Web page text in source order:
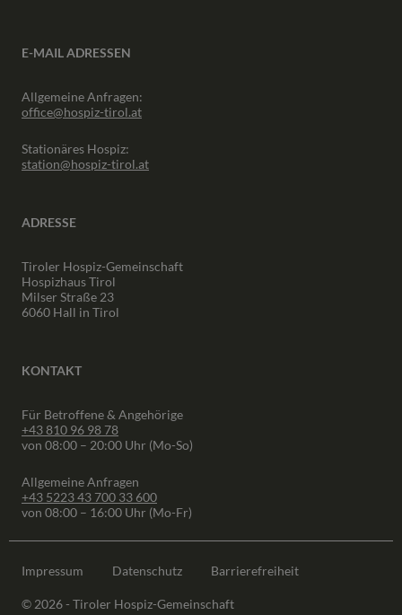
E-MAIL ADRESSEN
Allgemeine Anfragen:
office@hospiz-tirol.at
Stationäres Hospiz:
station@hospiz-tirol.at
ADRESSE
Tiroler Hospiz-Gemeinschaft
Hospizhaus Tirol
Milser Straße 23
6060 Hall in Tirol
KONTAKT
Für Betroffene & Angehörige
+43 810 96 98 78
von 08:00 – 20:00 Uhr (Mo-So)
Allgemeine Anfragen
+43 5223 43 700 33 600
von 08:00 – 16:00 Uhr (Mo-Fr)
Impressum Datenschutz Barrierefreiheit
© 2026 - Tiroler Hospiz-Gemeinschaft